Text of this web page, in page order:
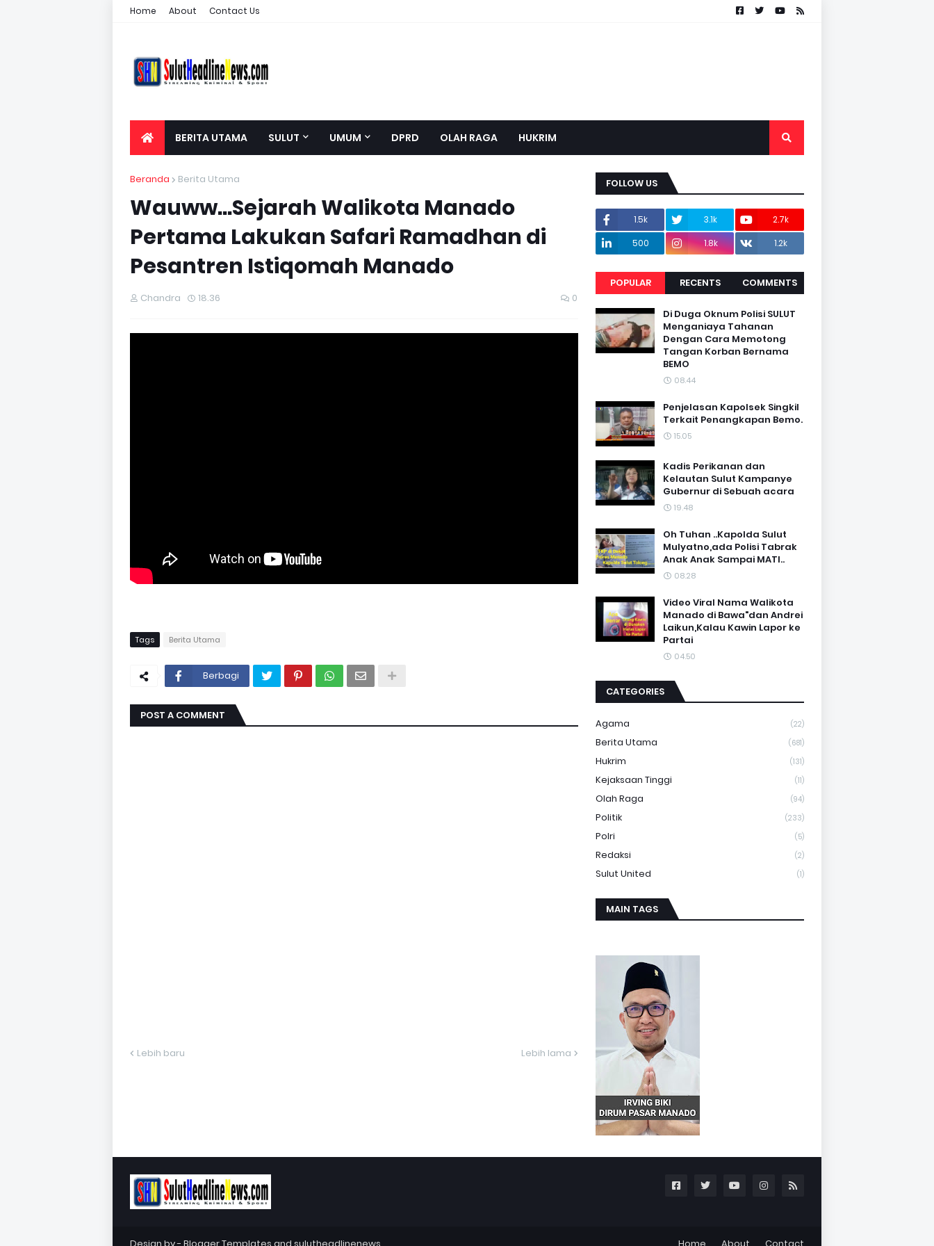
Home About Contact Us
BERITA UTAMA SULUT UMUM DPRD OLAH RAGA HUKRIM
Beranda Berita Utama
Wauww...Sejarah Walikota Manado
Pertama Lakukan Safari Ramadhan di
Pesantren Istiqomah Manado
Chandra 18.36 0
Tags Berita Utama
Berbagi
POST A COMMENT
Lebih baru Lebih lama
FOLLOW US
1.5k 3.1k
2.7k
500
1.8k 1.2k
POPULAR RECENTS COMMENTS
Di Duga Oknum Polisi SULUT
Menganiaya Tahanan
Dengan Cara Memotong
Tangan Korban Bernama
BEMO
08.44
Penjelasan Kapolsek Singkil
Terkait Penangkapan Bemo.
15.05
Kadis Perikanan dan
Kelautan Sulut Kampanye
Gubernur di Sebuah acara
19.48
Oh Tuhan ..Kapolda Sulut
Mulyatno,ada Polisi Tabrak
Anak Anak Sampai MATI..
08.28
Video Viral Nama Walikota
Manado di Bawa"dan Andrei
Laikun,Kalau Kawin Lapor ke
Partai
04.50
CATEGORIES
Agama (22)
Berita Utama (681)
Hukrim (131)
Kejaksaan Tinggi (11)
Olah Raga (94)
Politik (233)
Polri (5)
Redaksi (2)
Sulut United (1)
MAIN TAGS